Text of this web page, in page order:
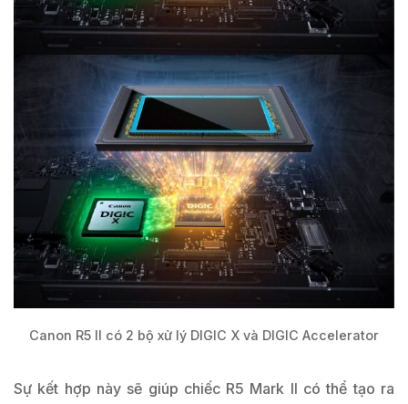
Canon R5 II có 2 bộ xử lý DIGIC X và DIGIC Accelerator
Sự kết hợp này sẽ giúp chiếc R5 Mark II có thể tạo ra